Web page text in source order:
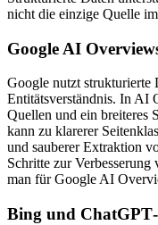
nicht die einzige Quelle
Google AI
Google nutzt strukturierte
Entitätsverständnis. In AI
Quellen und ein breiteres
kann zu klarerer
und sauberer Extraktion
Schritte zur
man für Google AI
Bing und